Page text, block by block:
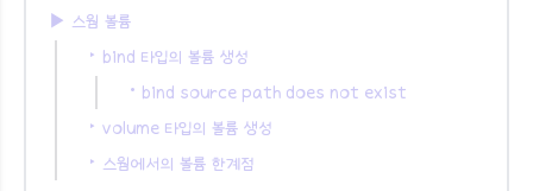
▶︎ 스웜 볼륨
‣ bind 타입의 볼륨 생성
• bind source path does not exist
‣ volume 타입의 볼륨 생성
‣ 스웜에서의 볼륨 한계점